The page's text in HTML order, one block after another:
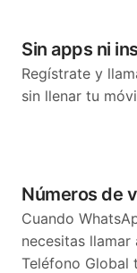
Sin apps ni
Regístrate y
sin llenar tu
Números de
Cuando
necesitas llamar
Teléfono Global